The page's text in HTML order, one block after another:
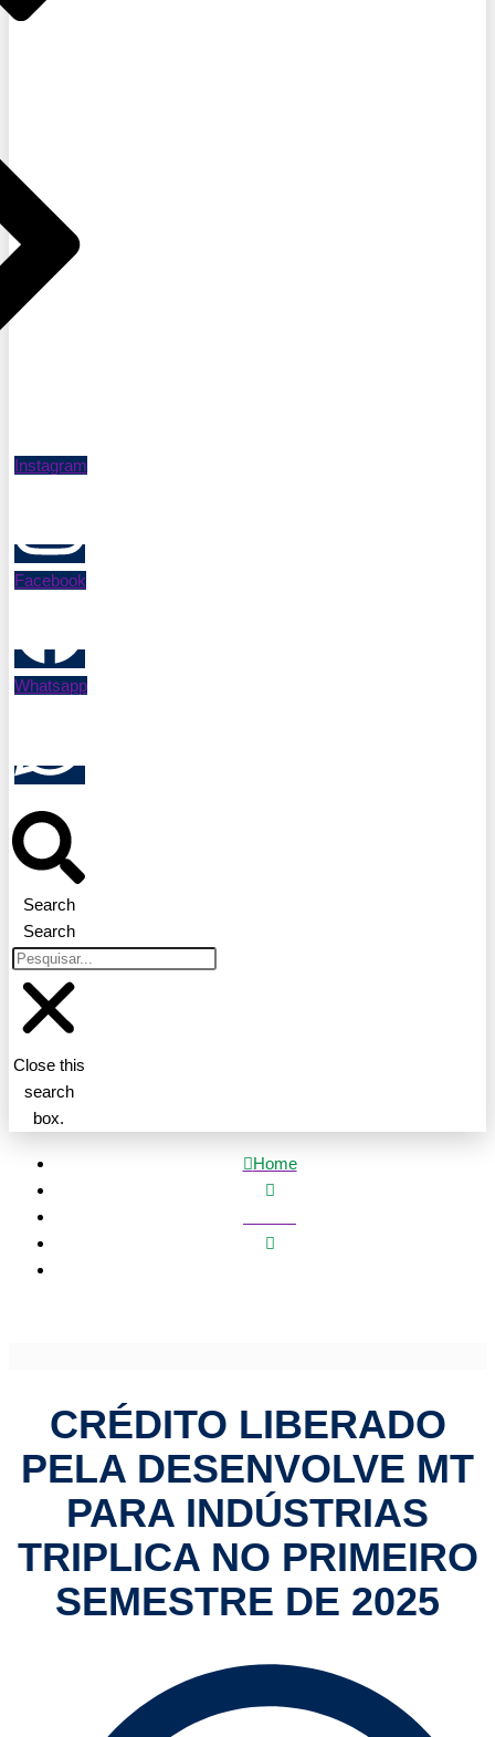
Instagram
Facebook
Whatsapp
Search
Search
Close this
search
box.
Home
CRÉDITO LIBERADO
PELA DESENVOLVE MT
PARA INDÚSTRIAS
TRIPLICA NO PRIMEIRO
SEMESTRE DE 2025